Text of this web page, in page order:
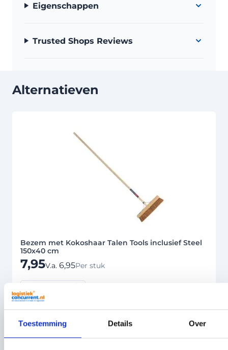
Toestemming Details Over
Eigenschappen
Trusted Shops Reviews
Alternatieven
Bezem met Kokoshaar Talen Tools inclusief Steel
150x40 cm
7,95V.a. 6,95Per stuk
Op werkdagen vóór 18:00 besteld, vandaag verzonden